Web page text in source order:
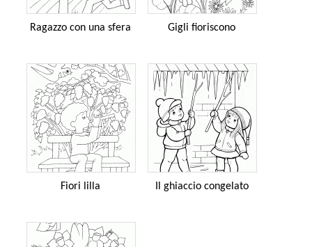
Ragazzo con una sfera Gigli fioriscono
Fiori lilla Il ghiaccio congelato